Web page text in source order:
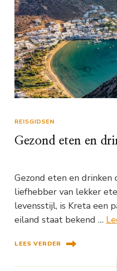
REISGIDSEN
Gezond eten en
Gezond eten en drinken
liefhebber van lekker
levensstijl, is Kreta een
eiland staat bekend …
LEES VERDER